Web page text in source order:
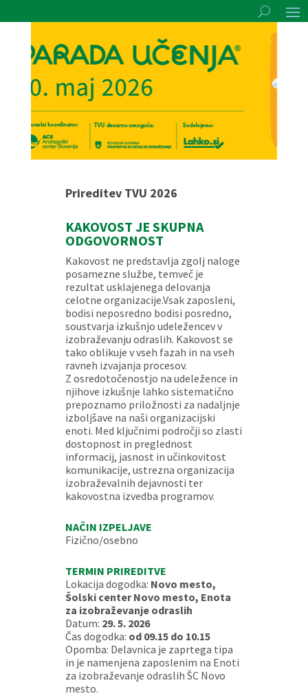
Prireditev TVU 2026
KAKOVOST JE SKUPNA
ODGOVORNOST
Kakovost ne predstavlja zgolj naloge
posamezne službe, temveč je
rezultat usklajenega delovanja
celotne organizacije.Vsak zaposleni,
bodisi neposredno bodisi posredno,
soustvarja izkušnjo udeležencev v
izobraževanju odraslih. Kakovost se
tako oblikuje v vseh fazah in na vseh
ravneh izvajanja procesov.
Z osredotočenostjo na udeležence in
njihove izkušnje lahko sistematično
prepoznamo priložnosti za nadaljnje
izboljšave na naši organizacijski
enoti. Med ključnimi področji so zlasti
dostopnost in preglednost
informacij, jasnost in učinkovitost
komunikacije, ustrezna organizacija
izobraževalnih dejavnosti ter
kakovostna izvedba programov.
NAČIN IZPELJAVE
Fizično/osebno
TERMIN PRIREDITVE
Lokacija dogodka: Novo mesto,
Šolski center Novo mesto, Enota
za izobraževanje odraslih
Datum: 29. 5. 2026
Čas dogodka: od 09.15 do 10.15
Opomba: Delavnica je zaprtega tipa
in je namenjena zaposlenim na Enoti
za izobraževanje odraslih ŠC Novo
mesto.